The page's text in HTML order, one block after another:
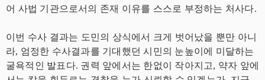
어 사법 기관으로서의 존재 이유를 스스로 부정하는 처사다.
이번 수사 결과는 도민의 상식에서 크게 벗어났을 뿐만 아니
라, 엄정한 수사결과를 기대했던 시민의 눈높이에 미달하는
굴욕적인 발표다. 권력 앞에서는 한없이 작아지고, 약자 앞에